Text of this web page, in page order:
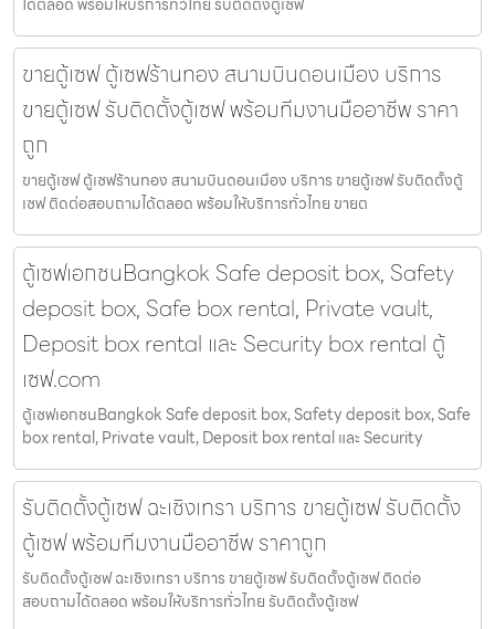
ขายตู้เซฟ ตู้เซฟร้านทอง สนามบินดอนเมือง บริการ
ขายตู้เซฟ รับติดตั้งตู้เซฟ พร้อมทีมงานมืออาชีพ ราคา
ถูก
ขายตู้เซฟ ตู้เซฟร้านทอง สนามบินดอนเมือง บริการ ขายตู้เซฟ รับติดตั้งตู้
เซฟ ติดต่อสอบถามได้ตลอด พร้อมให้บริการทั่วไทย ขายต
ตู้เซฟเอกชนBangkok Safe deposit box, Safety
deposit box, Safe box rental, Private vault,
Deposit box rental และ Security box rental ตู้
เซฟ.com
ตู้เซฟเอกชนBangkok Safe deposit box, Safety deposit box, Safe
box rental, Private vault, Deposit box rental และ Security
รับติดตั้งตู้เซฟ ฉะเชิงเทรา บริการ ขายตู้เซฟ รับติดตั้ง
ตู้เซฟ พร้อมทีมงานมืออาชีพ ราคาถูก
รับติดตั้งตู้เซฟ ฉะเชิงเทรา บริการ ขายตู้เซฟ รับติดตั้งตู้เซฟ ติดต่อ
สอบถามได้ตลอด พร้อมให้บริการทั่วไทย รับติดตั้งตู้เซฟ